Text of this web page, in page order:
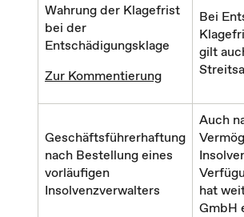
Wahrung der Klagefrist
bei der
Entschädigungsklage
Zur Kommentierung
Bei
gilt
Geschäftsführerhaftung
nach Bestellung eines
vorläufigen
Insolvenzverwalters
Auch
hat
GmbH